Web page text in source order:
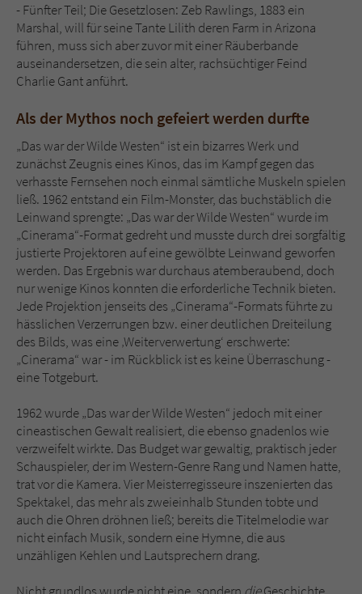
- Fünfter Teil; Die Gesetzlosen: Zeb Rawlings, 1883 ein
Marshal, will für seine Tante Lilith deren Farm in Arizona
führen, muss sich aber zuvor mit einer Räuberbande
auseinandersetzen, die sein alter, rachsüchtiger Feind
Charlie Gant anführt.
Als der Mythos noch gefeiert werden durfte
„Das war der Wilde Westen“ ist ein bizarres Werk und
zunächst Zeugnis eines Kinos, das im Kampf gegen das
verhasste Fernsehen noch einmal sämtliche Muskeln spielen
ließ. 1962 entstand ein Film-Monster, das buchstäblich die
Leinwand sprengte: „Das war der Wilde Westen“ wurde im
„Cinerama“-Format gedreht und musste durch drei sorgfältig
justierte Projektoren auf eine gewölbte Leinwand geworfen
werden. Das Ergebnis war durchaus atemberaubend, doch
nur wenige Kinos konnten die erforderliche Technik bieten.
Jede Projektion jenseits des „Cinerama“-Formats führte zu
hässlichen Verzerrungen bzw. einer deutlichen Dreiteilung
des Bilds, was eine ‚Weiterverwertung‘ erschwerte:
„Cinerama“ war - im Rückblick ist es keine Überraschung -
eine Totgeburt.
1962 wurde „Das war der Wilde Westen“ jedoch mit einer
cineastischen Gewalt realisiert, die ebenso gnadenlos wie
verzweifelt wirkte. Das Budget war gewaltig, praktisch jeder
Schauspieler, der im Western-Genre Rang und Namen hatte,
trat vor die Kamera. Vier Meisterregisseure inszenierten das
Spektakel, das mehr als zweieinhalb Stunden tobte und
auch die Ohren dröhnen ließ; bereits die Titelmelodie war
nicht einfach Musik, sondern eine Hymne, die aus
unzähligen Kehlen und Lautsprechern drang.